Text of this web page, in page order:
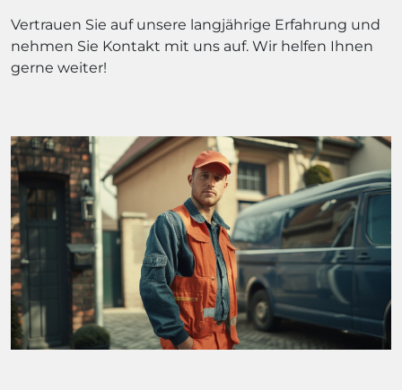
Vertrauen Sie auf unsere langjährige Erfahrung und
nehmen Sie Kontakt mit uns auf. Wir helfen Ihnen
gerne weiter!